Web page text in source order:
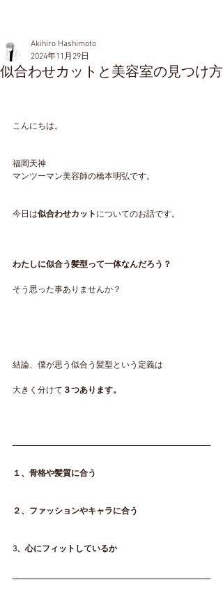
似合わせカットと美容室の見つけ方
Akihiro Hashimoto
2024年11月29日
こんにちは。
福岡天神
マンツーマン美容師の橋本明弘です。
今日は似合わせカット についてのお話です。
わたしに似合う髪型って一体なんだろう？
そう思った事ありませんか？
結論、僕が思う似合う髪型という定義は
大きく分けて ３つあります。
１、骨格や髪質に合う
２、ファッションやキャラに合う
3、心にフィットしているか